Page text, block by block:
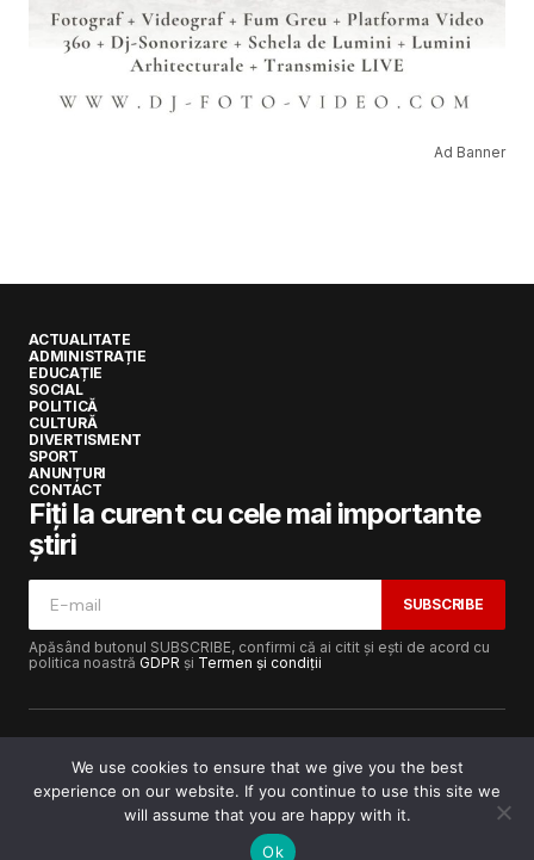
Ad Banner
ACTUALITATE
ADMINISTRAȚIE
EDUCAȚIE
SOCIAL
POLITICĂ
CULTURĂ
DIVERTISMENT
SPORT
ANUNȚURI
CONTACT
Fiți la curent cu cele mai importante
știri
SUBSCRIBE
Apăsând butonul SUBSCRIBE, confirmi că ai citit și ești de acord cu
politica noastră GDPR și Termen și condiții
Copyright © 2017-2025Lugojeanul.ro· Toate drepturile
rezervate · Dezvoltat dePower Media FX
We use cookies to ensure that we give you the best
experience on our website. If you continue to use this site we
will assume that you are happy with it.
Ok